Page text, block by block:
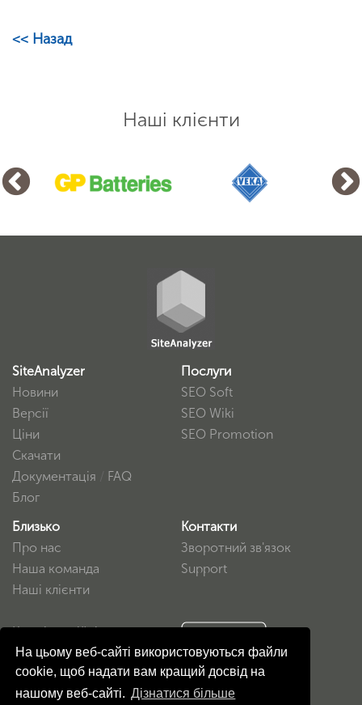
На цьому веб-сайті використовуються файли
cookie, щоб надати вам кращий досвід на
нашому веб-сайті. Дізнатися більше
<< Назад
Наші клієнти
SiteAnalyzer
Новини
Версії
Ціни
Скачати
Документація
FAQ
Блог
Послуги
SEO Soft
SEO Wiki
SEO Promotion
Близько
Про нас
Наша команда
Наші клієнти
Конфіденційність
Угода користувача
Контакти
Зворотний зв'язок
Support